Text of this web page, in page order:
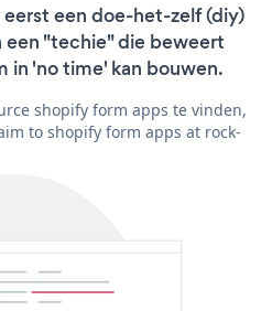
een doe-het-zelf (diy)
"techie" die beweert
in 'no time' kan bouwen.
shopify form apps te vinden,
to shopify form apps at rock-